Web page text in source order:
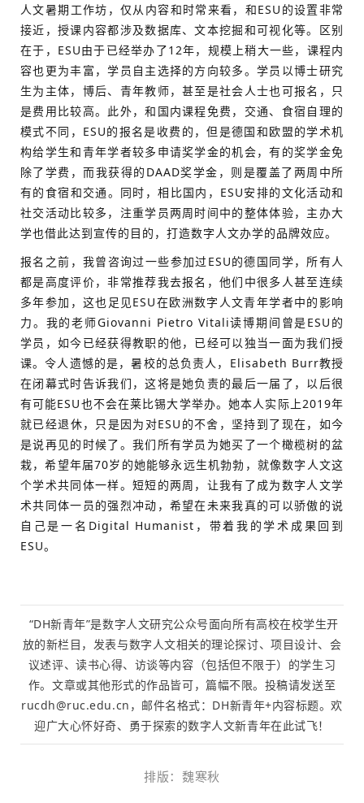
人文暑期工作坊，仅从内容和时常来看，和ESU的设置非常
接近，授课内容都涉及数据库、文本挖掘和可视化等。区别
在于，ESU由于已经举办了12年，规模上稍大一些，课程内
容也更为丰富，学员自主选择的方向较多。学员以博士研究
生为主体，博后、青年教师，甚至是社会人士也可报名，只
是费用比较高。此外，和国内课程免费，交通、食宿自理的
模式不同，ESU的报名是收费的，但是德国和欧盟的学术机
构给学生和青年学者较多申请奖学金的机会，有的奖学金免
除了学费，而我获得的DAAD奖学金，则是覆盖了两周中所
有的食宿和交通。同时，相比国内，ESU安排的文化活动和
社交活动比较多，注重学员两周时间中的整体体验，主办大
学也借此达到宣传的目的，打造数字人文办学的品牌效应。
报名之前，我曾咨询过一些参加过ESU的德国同学，所有人
都是高度评价，非常推荐我去报名，他们中很多人甚至连续
多年参加，这也足见ESU在欧洲数字人文青年学者中的影响
力。我的老师Giovanni Pietro Vitali读博期间曾是ESU的
学员，如今已经获得教职的他，已经可以独当一面为我们授
课。令人遗憾的是，暑校的总负责人，Elisabeth Burr教授
在闭幕式时告诉我们，这将是她负责的最后一届了，以后很
有可能ESU也不会在莱比锡大学举办。她本人实际上2019年
就已经退休，只是因为对ESU的不舍，坚持到了现在，如今
是说再见的时候了。我们所有学员为她买了一个橄榄树的盆
栽，希望年届70岁的她能够永远生机勃勃，就像数字人文这
个学术共同体一样。短短的两周，让我有了成为数字人文学
术共同体一员的强烈冲动，希望在未来我真的可以骄傲的说
自己是一名Digital Humanist，带着我的学术成果回到
ESU。
“DH新青年”是数字人文研究公众号面向所有高校在校学生开
放的新栏目，发表与数字人文相关的理论探讨、项目设计、会
议述评、读书心得、访谈等内容（包括但不限于）的学生习
作。文章或其他形式的作品皆可，篇幅不限。投稿请发送至
rucdh@ruc.edu.cn，邮件名格式：DH新青年+内容标题。欢
迎广大心怀好奇、勇于探索的数字人文新青年在此试飞！
排版： 魏寒秋